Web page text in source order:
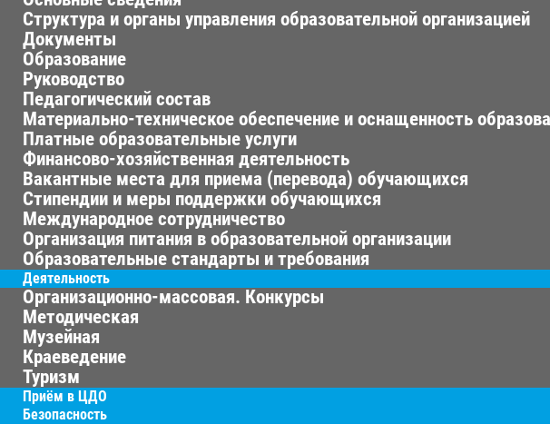
Структура и органы управления образовательной организацией
Документы
Образование
Руководство
Педагогический состав
Материально-техническое обеспечение и оснащенность
Платные образовательные услуги
Финансово-хозяйственная деятельность
Вакантные места для приема (перевода) обучающихся
Стипендии и меры поддержки обучающихся
Международное сотрудничество
Организация питания в образовательной организации
Образовательные стандарты и требования
Деятельность
Организационно-массовая. Конкурсы
Методическая
Музейная
Краеведение
Туризм
Приём в ЦДО
Безопасность